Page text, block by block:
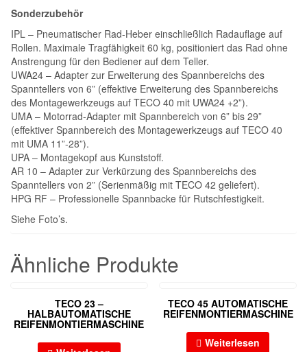
Sonderzubehör
IPL – Pneumatischer Rad-Heber einschließlich Radauﬂage auf
Rollen. Maximale Tragfähigkeit 60 kg, positioniert das Rad ohne
Anstrengung für den Bediener auf dem Teller.
UWA24 – Adapter zur Erweiterung des Spannbereichs des
Spanntellers von 6” (effektive Erweiterung des Spannbereichs
des Montagewerkzeugs auf TECO 40 mit UWA24 +2”).
UMA – Motorrad-Adapter mit Spannbereich von 6” bis 29”
(effektiver Spannbereich des Montagewerkzeugs auf TECO 40
mit UMA 11”-28”).
UPA – Montagekopf aus Kunststoff.
AR 10 – Adapter zur Verkürzung des Spannbereichs des
Spanntellers von 2” (Serienmäßig mit TECO 42 geliefert).
HPG RF – Professionelle Spannbacke für Rutschfestigkeit.
Siehe Foto’s.
Ähnliche Produkte
TECO 23 –
HALBAUTOMATISCHE
REIFENMONTIERMASCHINE
TECO 45 AUTOMATISCHE
REIFENMONTIERMASCHINE
Weiterlesen